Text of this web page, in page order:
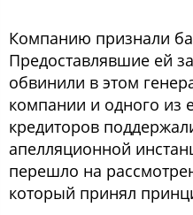
Компанию признали
Предоставлявшие ей
обвинили в этом
компании и одного из
кредиторов
апелляционной
перешло на
который принял